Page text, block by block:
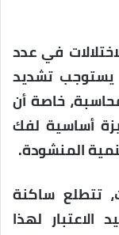
في عدد
يستوجب تشديد
خاصة أن
أساسية لفك
المنشودة.
تتطلع ساكنة
لهذا